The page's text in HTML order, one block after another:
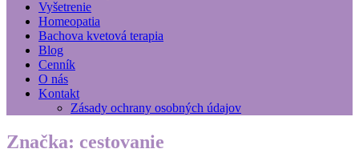
Vyšetrenie
Homeopatia
Bachova kvetová terapia
Blog
Cenník
O nás
Kontakt
Zásady ochrany osobných údajov
Značka: cestovanie